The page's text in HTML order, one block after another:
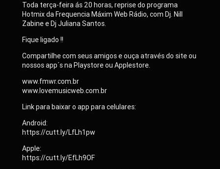
Toda terça-feira ás 20 horas, reprise do programa
Hotmix da Frequencia Máxim Web Rádio, com Dj. Nill
Zabine e Dj Juliana Santos.
Fique ligado !!
Compartilhe com seus amigos e ouça através do site ou
nossos app´s na Playstore ou Applestore.
www.fmwr.com.br
www.lovemusicweb.com.br
Link para baixar o app para celulares:
Android:
https://cutt.ly/LfLh1pw
Apple:
https://cutt.ly/EfLh9OF